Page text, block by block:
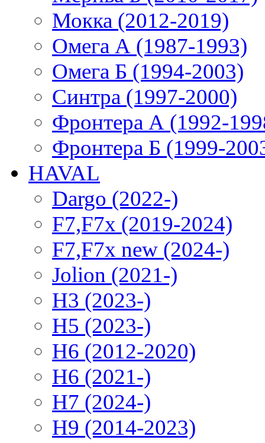
Мокка (2012-2019)
Омега А (1987-1993)
Омега Б (1994-2003)
Синтра (1997-2000)
Фронтера А (1992-
Фронтера Б (1999-
HAVAL
Dargo (2022-)
F7,F7x (2019-2024)
F7,F7x new (2024-)
Jolion (2021-)
H3 (2023-)
H5 (2023-)
H6 (2012-2020)
H6 (2021-)
H7 (2024-)
H9 (2014-2023)